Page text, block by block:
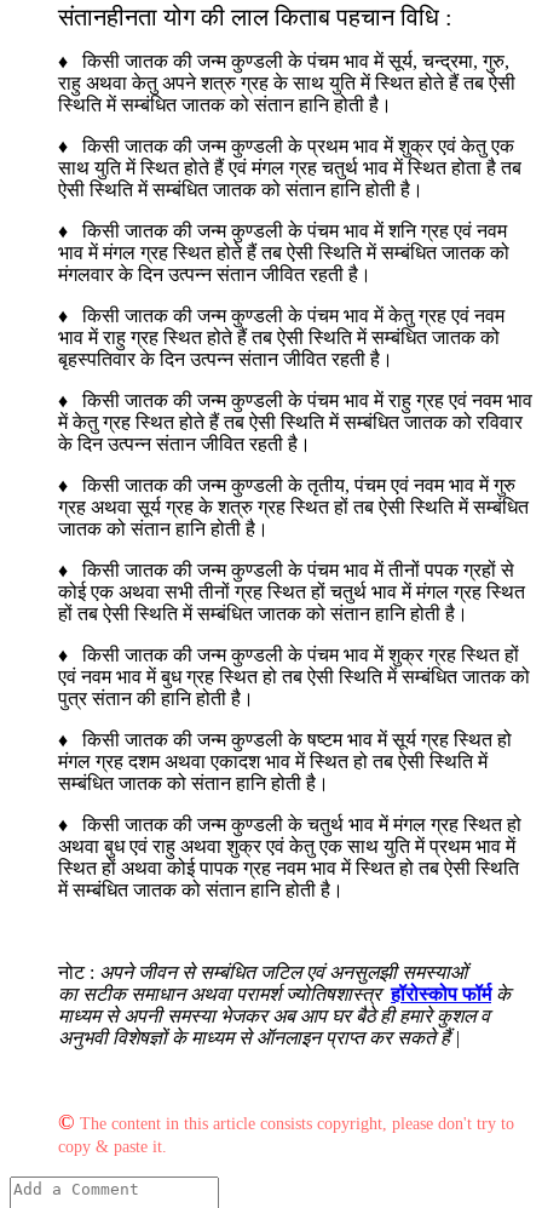
संतानहीनता योग की लाल किताब पहचान विधि :
♦ किसी जातक की जन्म कुण्डली के पंचम भाव में सूर्य, चन्द्रमा, गुरु,
राहु अथवा केतु अपने शत्रु ग्रह के साथ युति में स्थित होते हैं तब ऐसी
स्थिति में सम्बंधित जातक को संतान हानि होती है।
♦ किसी जातक की जन्म कुण्डली के प्रथम भाव में शुक्र एवं केतु एक
साथ युति में स्थित होते हैं एवं मंगल ग्रह चतुर्थ भाव में स्थित होता है तब
ऐसी स्थिति में सम्बंधित जातक को संतान हानि होती है।
♦ किसी जातक की जन्म कुण्डली के पंचम भाव में शनि ग्रह एवं नवम
भाव में मंगल ग्रह स्थित होते हैं तब ऐसी स्थिति में सम्बंधित जातक को
मंगलवार के दिन उत्पन्न संतान जीवित रहती है।
♦ किसी जातक की जन्म कुण्डली के पंचम भाव में केतु ग्रह एवं नवम
भाव में राहु ग्रह स्थित होते हैं तब ऐसी स्थिति में सम्बंधित जातक को
बृहस्पतिवार के दिन उत्पन्न संतान जीवित रहती है।
♦ किसी जातक की जन्म कुण्डली के पंचम भाव में राहु ग्रह एवं नवम भाव
में केतु ग्रह स्थित होते हैं तब ऐसी स्थिति में सम्बंधित जातक को रविवार
के दिन उत्पन्न संतान जीवित रहती है।
♦ किसी जातक की जन्म कुण्डली के तृतीय, पंचम एवं नवम भाव में गुरु
ग्रह अथवा सूर्य ग्रह के शत्रु ग्रह स्थित हों तब ऐसी स्थिति में सम्बंधित
जातक को संतान हानि होती है।
♦ किसी जातक की जन्म कुण्डली के पंचम भाव में तीनों पपक ग्रहों से
कोई एक अथवा सभी तीनों ग्रह स्थित हों चतुर्थ भाव में मंगल ग्रह स्थित
हों तब ऐसी स्थिति में सम्बंधित जातक को संतान हानि होती है।
♦ किसी जातक की जन्म कुण्डली के पंचम भाव में शुक्र ग्रह स्थित हों
एवं नवम भाव में बुध ग्रह स्थित हो तब ऐसी स्थिति में सम्बंधित जातक को
पुत्र संतान की हानि होती है।
♦ किसी जातक की जन्म कुण्डली के षष्टम भाव में सूर्य ग्रह स्थित हो
मंगल ग्रह दशम अथवा एकादश भाव में स्थित हो तब ऐसी स्थिति में
सम्बंधित जातक को संतान हानि होती है।
♦ किसी जातक की जन्म कुण्डली के चतुर्थ भाव में मंगल ग्रह स्थित हो
अथवा बुध एवं राहु अथवा शुक्र एवं केतु एक साथ युति में प्रथम भाव में
स्थित हों अथवा कोई पापक ग्रह नवम भाव में स्थित हो तब ऐसी स्थिति
में सम्बंधित जातक को संतान हानि होती है।
नोट : अपने जीवन से सम्बंधित जटिल एवं अनसुलझी समस्याओं
का सटीक समाधान अथवा परामर्श ज्योतिषशास्त्रहॉरोस्कोप फॉर्म के
माध्यम से अपनी समस्या भेजकर अब आप घर बैठे ही हमारे कुशल व
अनुभवी विशेषज्ञों के माध्यम से ऑनलाइन प्राप्त कर सकते हैं |
© The content in this article consists copyright, please don't try to
copy & paste it.